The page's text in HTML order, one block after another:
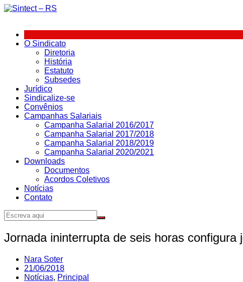
Ir
conteúdo
O Sindicato
Diretoria
História
Estatuto
Subsedes
Jurídico
Sindicalize-se
Convênios
Campanhas Salariais
Campanha Salarial 2016/2017
Campanha Salarial 2017/2018
Campanha Salarial 2018/2019
Campanha Salarial 2020/2021
Downloads
Documentos
Acordos Coletivos
Notícias
Contato
Jornada ininterrupta de seis horas configura
Nara Soter
21/06/2018
Notícias, Principal